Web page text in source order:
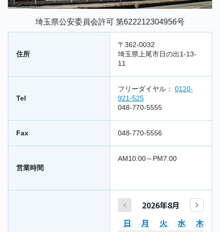
埼玉県公安委員会許可 第622212304956号
住所
〒362-0032
埼玉県上尾市日の出1-13-
11
Tel
フリーダイヤル： 0120-
921-525
048-770-5555
Fax 048-770-5556
営業時間
AM10:00～PM7:00
2026年8月
日
月 火 水 木